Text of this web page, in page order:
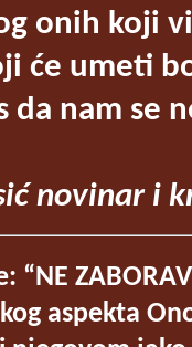
onih koji
će umeti
da nam se
novinar i
“NE
aspekta